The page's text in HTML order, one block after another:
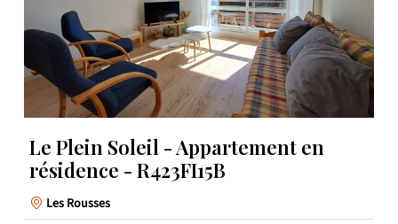
Le Plein Soleil - Appartement en
résidence - R423FI15B
Les Rousses